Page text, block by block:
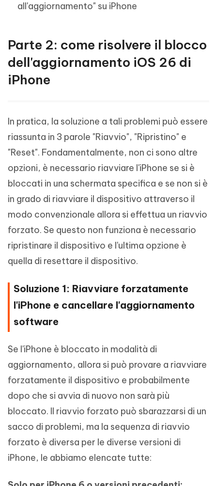
all'aggiornamento" su iPhone
Parte 2: come risolvere il blocco
dell'aggiornamento iOS 26 di
iPhone
In pratica, la soluzione a tali problemi può essere
riassunta in 3 parole "Riavvio", "Ripristino" e
"Reset". Fondamentalmente, non ci sono altre
opzioni, è necessario riavviare l'iPhone se si è
bloccati in una schermata specifica e se non si è
in grado di riavviare il dispositivo attraverso il
modo convenzionale allora si effettua un riavvio
forzato. Se questo non funziona è necessario
ripristinare il dispositivo e l'ultima opzione è
quella di resettare il dispositivo.
Soluzione 1: Riavviare forzatamente
l'iPhone e cancellare l'aggiornamento
software
Se l'iPhone è bloccato in modalità di
aggiornamento, allora si può provare a riavviare
forzatamente il dispositivo e probabilmente
dopo che si avvia di nuovo non sarà più
bloccato. Il riavvio forzato può sbarazzarsi di un
sacco di problemi, ma la sequenza di riavvio
forzato è diversa per le diverse versioni di
iPhone, le abbiamo elencate tutte: